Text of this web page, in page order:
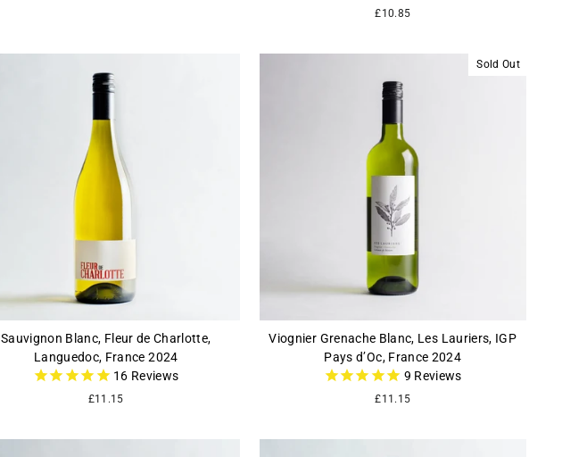
£10.85
Sauvignon Blanc, Fleur de Charlotte,
Languedoc, France 2024
16 Reviews
£11.15
Sold Out
Viognier Grenache Blanc, Les Lauriers, IGP
Pays d’Oc, France 2024
9 Reviews
£11.15